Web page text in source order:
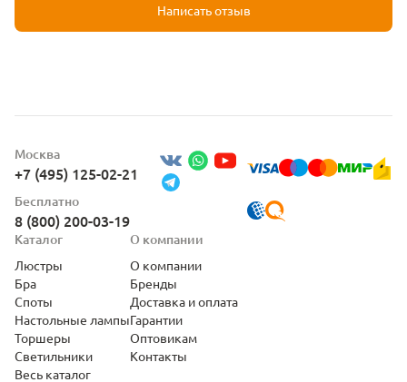
Написать отзыв
Москва
+7 (495) 125-02-21
Бесплатно
8 (800) 200-03-19
Каталог
Люстры
Бра
Споты
Настольные лампы
Торшеры
Светильники
Весь каталог
О компании
О компании
Бренды
Доставка и оплата
Гарантии
Оптовикам
Контакты